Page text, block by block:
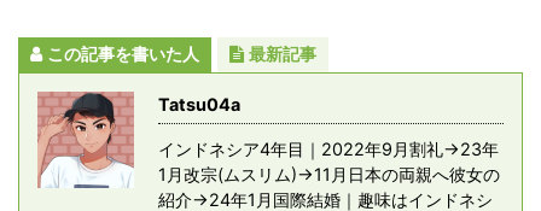
この記事を書いた人 最新記事
Tatsu04a
インドネシア4年目｜2022年9月割礼→23年
1月改宗(ムスリム)→11月日本の両親へ彼女の
紹介→24年1月国際結婚｜趣味はインドネシ